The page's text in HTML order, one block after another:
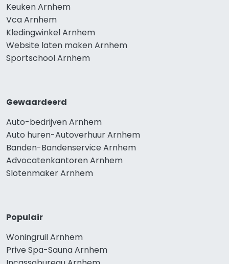
Keuken Arnhem
Vca Arnhem
Kledingwinkel Arnhem
Website laten maken Arnhem
Sportschool Arnhem
Gewaardeerd
Auto-bedrijven Arnhem
Auto huren-Autoverhuur Arnhem
Banden-Bandenservice Arnhem
Advocatenkantoren Arnhem
Slotenmaker Arnhem
Populair
Woningruil Arnhem
Prive Spa-Sauna Arnhem